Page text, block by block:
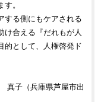
。
する側にもケアされる
け合える『だれもが人
的として、人権啓発ド
子（兵庫県芦屋市出